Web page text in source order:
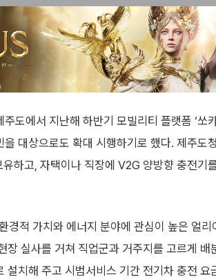
주도에서 지난해 하반기 모빌리티 플랫폼 ‘
을 대상으로도 확대 시행하기로 했다. 제주도
유하고, 자택이나 직장에 V2G 양방향 충전
경적 가치와 에너지 분야에 관심이 높은 얼
장 실사를 거쳐 직업군과 거주지를 고르게
설치해 주고 시범서비스 기간 전기차 충전 요